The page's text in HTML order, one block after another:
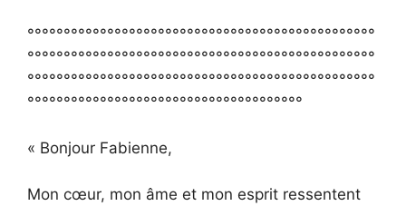
°°°°°°°°°°°°°°°°°°°°°°°°°°°°°°°°°°°°°°°°°°°°°°°°
°°°°°°°°°°°°°°°°°°°°°°°°°°°°°°°°°°°°°°°°°°°°°°°°
°°°°°°°°°°°°°°°°°°°°°°°°°°°°°°°°°°°°°°°°°°°°°°°°
°°°°°°°°°°°°°°°°°°°°°°°°°°°°°°°°°°°°°°
« Bonjour Fabienne,
Mon cœur, mon âme et mon esprit ressentent